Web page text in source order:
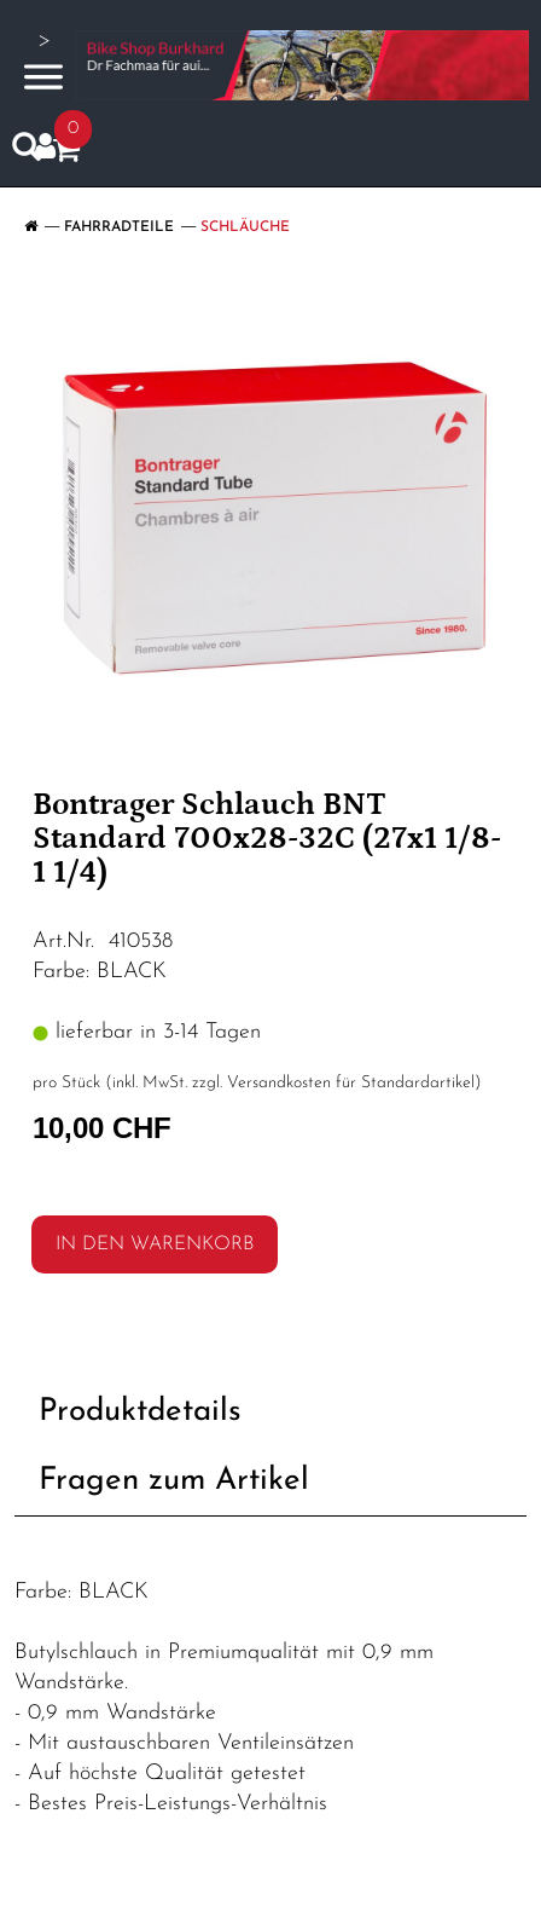
>
0
FAHRRADTEILE SCHLÄUCHE
Bontrager Schlauch BNT
Standard 700x28-32C (27x1 1/8-
1 1/4)
Art.Nr. 410538
Farbe: BLACK
lieferbar in 3-14 Tagen
pro Stück (inkl. MwSt. zzgl. Versandkosten für Standardartikel )
10,00 CHF
IN DEN WARENKORB
Produktdetails
Fragen zum Artikel
Farbe: BLACK
Butylschlauch in Premiumqualität mit 0,9 mm
Wandstärke.
- 0,9 mm Wandstärke
- Mit austauschbaren Ventileinsätzen
- Auf höchste Qualität getestet
- Bestes Preis-Leistungs-Verhältnis